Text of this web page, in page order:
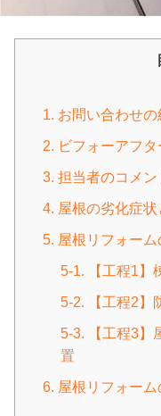
1. お問い合わせの
2. ビフォーアフタ
3. 担当者のコメン
4. 屋根の劣化症
5. 屋根リフォー
5-1. 【工程1】
5-2. 【工程2】
5-3. 【工程3】
置
6. 屋根リフォー